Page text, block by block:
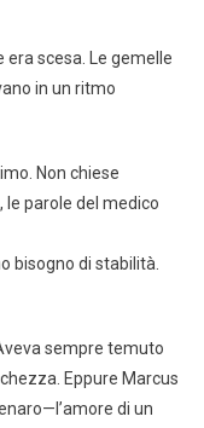
era scesa. Le gemelle
in un ritmo
Non chiese
parole del medico
bisogno di stabilità.
sempre temuto
Eppure Marcus
di un